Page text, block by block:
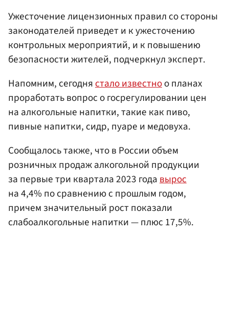
Ужесточение лицензионных правил со стороны
законодателей приведет и к ужесточению
контрольных мероприятий, и к повышению
безопасности жителей, подчеркнул эксперт.
Напомним, сегоднястало известноо планах
проработать вопрос о госрегулировании цен
на алкогольные напитки, такие как пиво,
пивные напитки, сидр, пуаре и медовуха.
Сообщалось также, что в России объем
розничных продаж алкогольной продукции
за первые три квартала 2023 годавырос
на 4,4% по сравнению с прошлым годом,
причем значительный рост показали
слабоалкогольные напитки — плюс 17,5%.